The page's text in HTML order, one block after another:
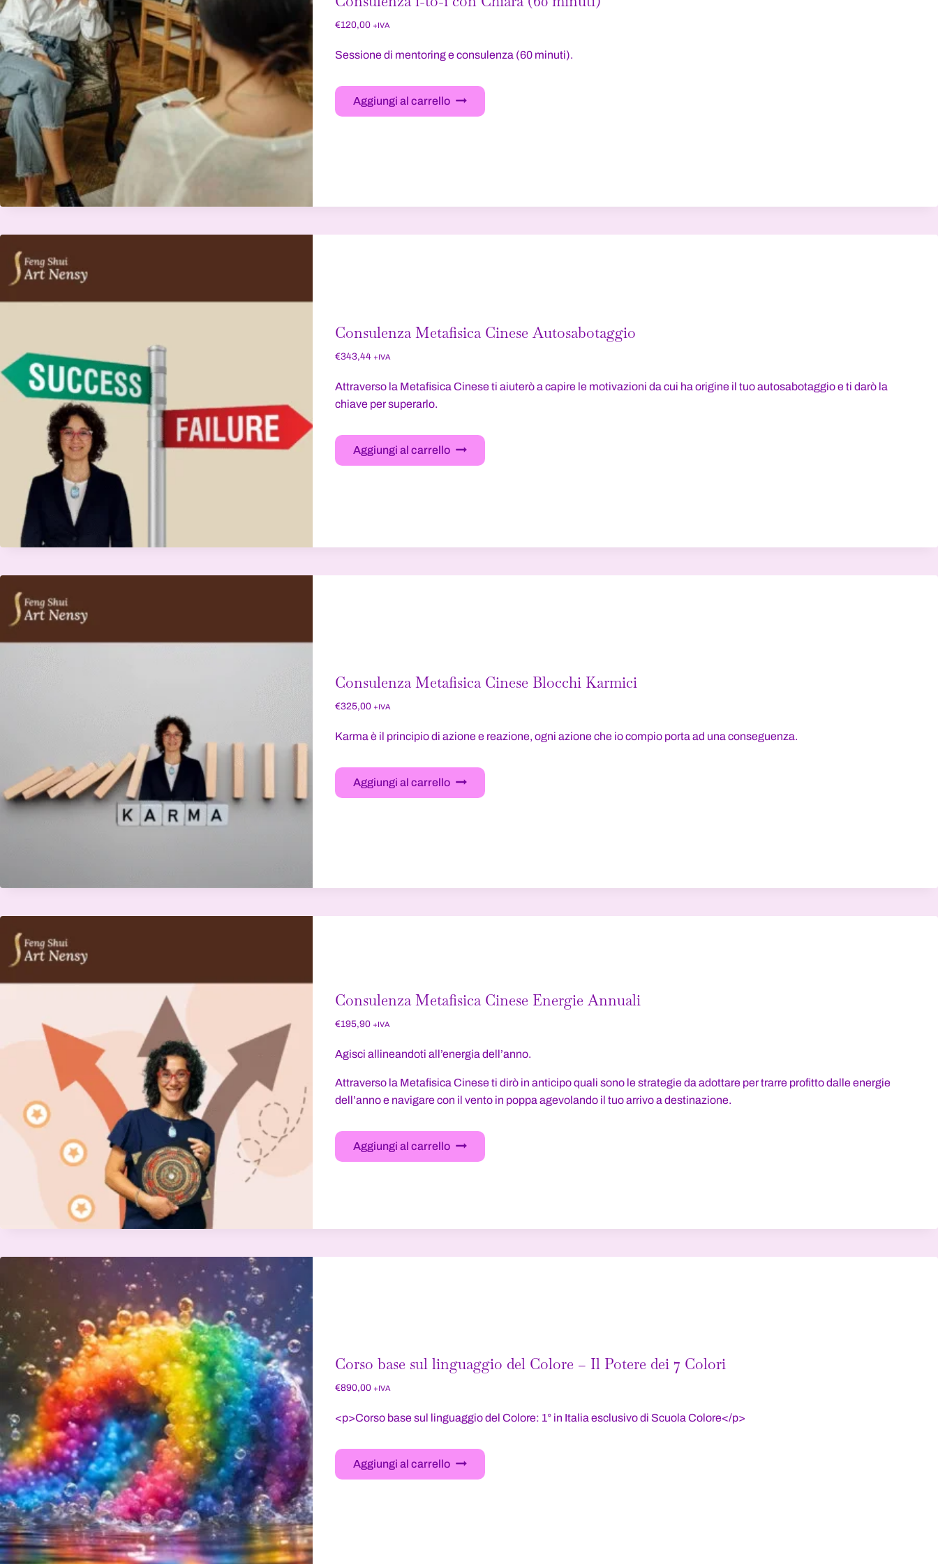
€120,00 +IVA
Sessione di mentoring e consulenza (60 minuti).
Aggiungi al carrello
Consulenza Metafisica Cinese Autosabotaggio
€343,44 +IVA
Attraverso la Metafisica Cinese ti aiuterò a capire le motivazioni da cui ha origine il tuo autosabotaggio e ti darò la
chiave per superarlo.
Aggiungi al carrello
Consulenza Metafisica Cinese Blocchi Karmici
€325,00 +IVA
Karma è il principio di azione e reazione, ogni azione che io compio porta ad una conseguenza.
Aggiungi al carrello
Consulenza Metafisica Cinese Energie Annuali
€195,90 +IVA
Agisci allineandoti all’energia dell’anno.
Attraverso la Metafisica Cinese ti dirò in anticipo quali sono le strategie da adottare per trarre profitto dalle energie
dell’anno e navigare con il vento in poppa agevolando il tuo arrivo a destinazione.
Aggiungi al carrello
Corso base sul linguaggio del Colore – Il Potere dei 7 Colori
€890,00 +IVA
<p>Corso base sul linguaggio del Colore: 1° in Italia esclusivo di Scuola Colore</p>
Aggiungi al carrello